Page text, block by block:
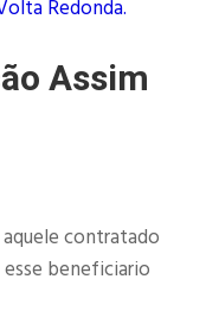
Redonda.
Assim
aquele contratado
beneficiario